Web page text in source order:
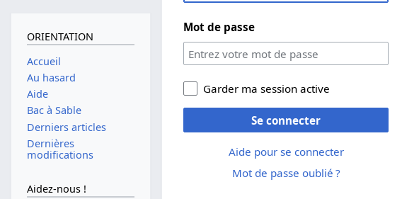
Mot de passe
Garder ma session active
Se connecter
Aide pour se connecter
Mot de passe oublié ?
ORIENTATION
Accueil
Au hasard
Aide
Bac à Sable
Derniers articles
Dernières
modifications
Aidez-nous !